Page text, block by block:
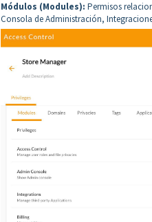
Módulos (Modules): Permisos
Consola de Administración,